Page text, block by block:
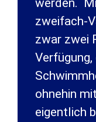
werden.
zweifach-
zwar zwei
ohnehin
eigentlich